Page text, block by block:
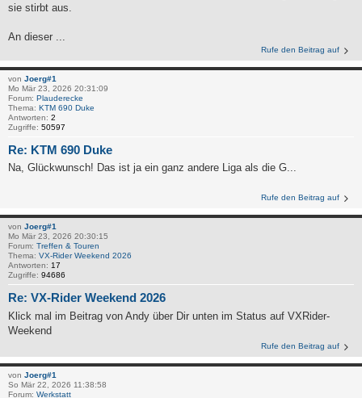
sie stirbt aus.
An dieser ...
Rufe den Beitrag auf
von Joerg#1
Mo Mär 23, 2026 20:31:09
Forum: Plauderecke
Thema: KTM 690 Duke
Antworten: 2
Zugriffe: 50597
Re: KTM 690 Duke
Na, Glückwunsch! Das ist ja ein ganz andere Liga als die G...
Rufe den Beitrag auf
von Joerg#1
Mo Mär 23, 2026 20:30:15
Forum: Treffen & Touren
Thema: VX-Rider Weekend 2026
Antworten: 17
Zugriffe: 94686
Re: VX-Rider Weekend 2026
Klick mal im Beitrag von Andy über Dir unten im Status auf VXRider-
Weekend
Rufe den Beitrag auf
von Joerg#1
So Mär 22, 2026 11:38:58
Forum: Werkstatt